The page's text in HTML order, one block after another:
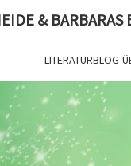
& BARBARAS
LITERATURBLOG-